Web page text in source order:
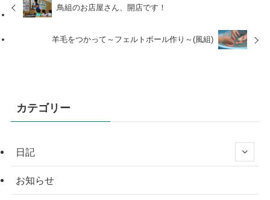
鳥組のお店屋さん、開店です！
羊毛をつかって～フェルトボール作り～(風組)
カテゴリー
日記
お知らせ